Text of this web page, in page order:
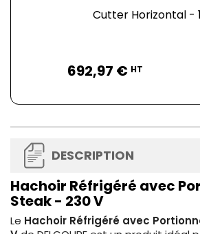
Cutter Horizontal -
692,97 € HT
DESCRIPTION
Hachoir Réfrigéré avec
Steak - 230 V
Le Hachoir Réfrigéré avec